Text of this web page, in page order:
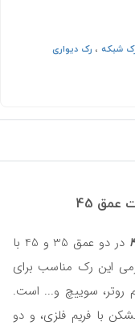
شبکه، رک دیواری
در دو عمق 35 و 45 با
تحمل 20 کیلوگرمی این رک مناسب برای
روتر، سوییچ و... است.
با فریم فلزی، و دو